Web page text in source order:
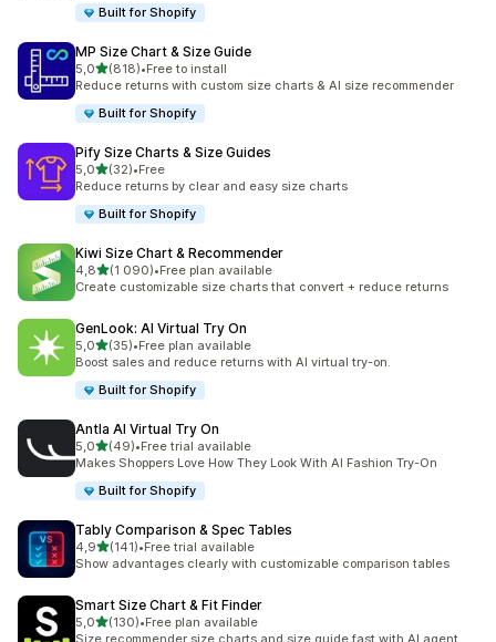
Built for Shopify
MP Size Chart & Size Guide
5,0av 5 stjerner
(818)
Totalt 818 omtaler
•Free to install
Reduce returns with custom size charts & AI size recommender
Built for Shopify
Pify Size Charts & Size Guides
5,0av 5 stjerner
(32)
Totalt 32 omtaler
•Free
Reduce returns by clear and easy size charts
Built for Shopify
Kiwi Size Chart & Recommender
4,8av 5 stjerner
(1 090)
Totalt 1090 omtaler
•Free plan available
Create customizable size charts that convert + reduce returns
GenLook: AI Virtual Try On
5,0av 5 stjerner
(35)
Totalt 35 omtaler
•Free plan available
Boost sales and reduce returns with AI virtual try-on.
Built for Shopify
Antla AI Virtual Try On
5,0av 5 stjerner
(49)
Totalt 49 omtaler
•Free trial available
Makes Shoppers Love How They Look With AI Fashion Try-On
Built for Shopify
Tably Comparison & Spec Tables
4,9av 5 stjerner
(141)
Totalt 141 omtaler
•Free trial available
Show advantages clearly with customizable comparison tables
Smart Size Chart & Fit Finder
5,0av 5 stjerner
(130)
Totalt 130 omtaler
•Free plan available
Size recommender size charts and size guide fast with AI agent